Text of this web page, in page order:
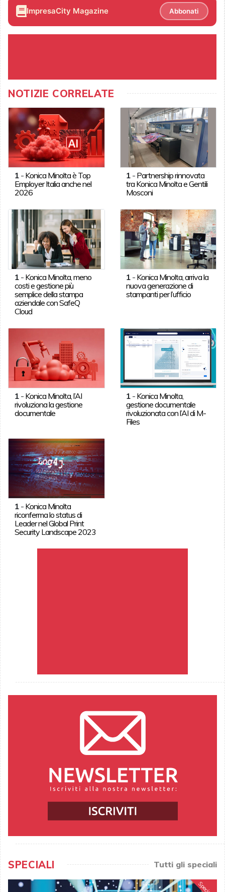
ImpresaCity Magazine Abbonati
NOTIZIE CORRELATE
1- Konica Minolta è Top
Employer Italia anche nel
2026
1 - Partnership rinnovata
tra Konica Minolta e Gentili
Mosconi
1- Konica Minolta, meno
costi e gestione più
semplice della stampa
aziendale con SafeQ
Cloud
1 - Konica Minolta, arriva la
nuova generazione di
stampanti per l’ufficio
1- Konica Minolta, l’AI
rivoluziona la gestione
documentale
1 - Konica Minolta,
gestione documentale
rivoluzionata con l’AI di M-
Files
1- Konica Minolta
riconferma lo status di
Leader nel Global Print
Security Landscape 2023
SPECIALI Tutti gli speciali